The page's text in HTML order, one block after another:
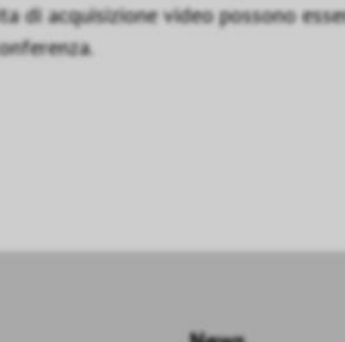
di acquisizione video possono